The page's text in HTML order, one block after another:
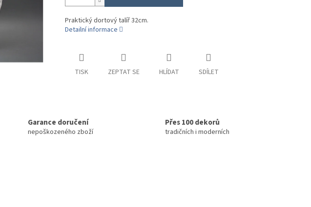
Praktický dortový talíř 32cm.
Detailní informace
TISK ZEPTAT SE HLÍDAT SDÍLET
Garance doručení
nepoškozeného zboží
Přes 100 dekorů
tradičních i moderních